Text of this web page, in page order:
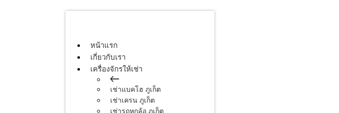
หน้าแรก
เกี่ยวกับเรา
เครื่องจักรให้เช่า
เช่าแบคโฮ ภูเก็ต
เช่าเครน ภูเก็ต
เช่ารถหกล้อ ภูเก็ต